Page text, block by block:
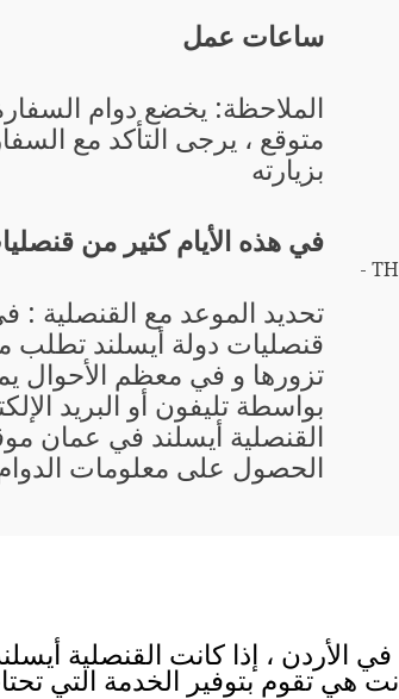
-
ساعات عمل
الملاحظة: يخضع دوام
متوقع ، يرجى التأكد مع
بزيارته
في هذه الأيام كثير من
تحديد الموعد مع القنصلية :
قنصليات دولة أيسلند تطلب
تزورها و في معظم الأحوال
بواسطة تليفون أو البريد
القنصلية أيسلند في عمان
الحصول على معلومات
الأردن ، إذا كانت القنصلية
هي تقوم بتوفير الخدمة التي